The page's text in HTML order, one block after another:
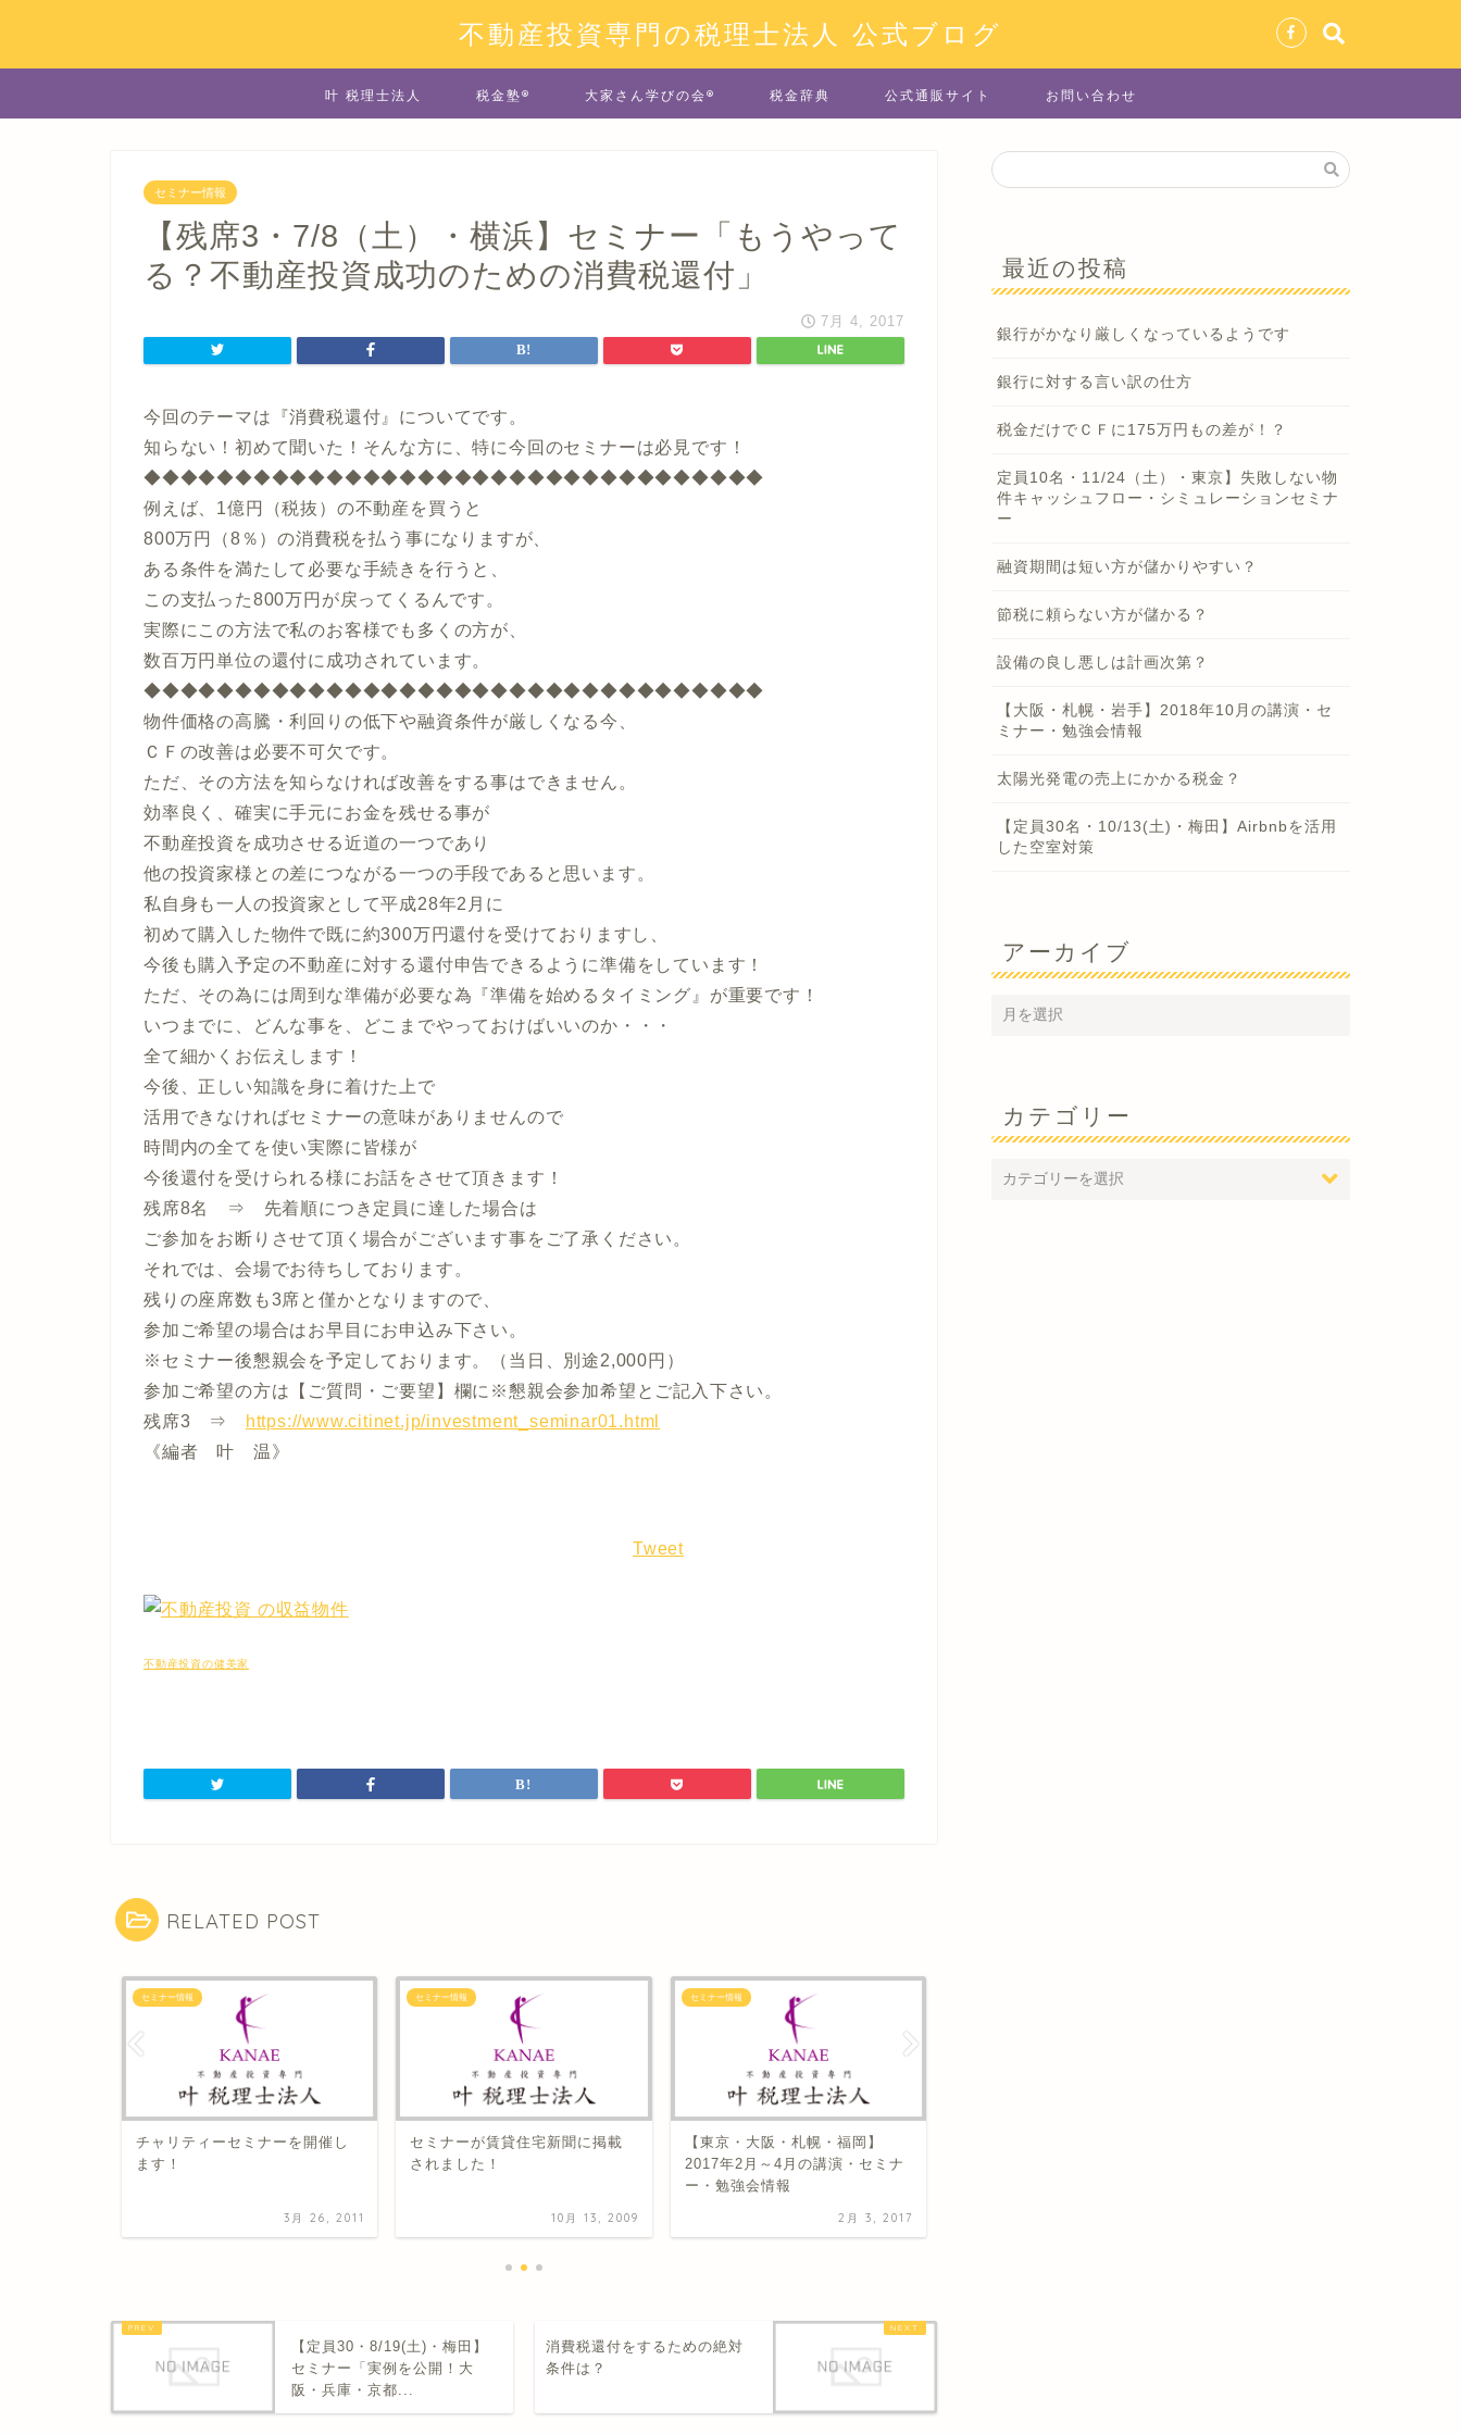
不動産投資専門の税理士法人 公式ブログ
叶 税理士法人 税金塾® 大家さん学びの会® 税金辞典 公式通販サイト お問い合わせ
セミナー情報
【残席3・7/8（土）・横浜】セミナー「もうやって
る？不動産投資成功のための消費税還付」
7月 4, 2017
今回のテーマは『消費税還付』についてです。
知らない！初めて聞いた！そんな方に、特に今回のセミナーは必見です！
◆◆◆◆◆◆◆◆◆◆◆◆◆◆◆◆◆◆◆◆◆◆◆◆◆◆◆◆◆◆◆◆◆◆
例えば、1億円（税抜）の不動産を買うと
800万円（8％）の消費税を払う事になりますが、
ある条件を満たして必要な手続きを行うと、
この支払った800万円が戻ってくるんです。
実際にこの方法で私のお客様でも多くの方が、
数百万円単位の還付に成功されています。
◆◆◆◆◆◆◆◆◆◆◆◆◆◆◆◆◆◆◆◆◆◆◆◆◆◆◆◆◆◆◆◆◆◆
物件価格の高騰・利回りの低下や融資条件が厳しくなる今、
ＣＦの改善は必要不可欠です。
ただ、その方法を知らなければ改善をする事はできません。
効率良く、確実に手元にお金を残せる事が
不動産投資を成功させる近道の一つであり
他の投資家様との差につながる一つの手段であると思います。
私自身も一人の投資家として平成28年2月に
初めて購入した物件で既に約300万円還付を受けておりますし、
今後も購入予定の不動産に対する還付申告できるように準備をしています！
ただ、その為には周到な準備が必要な為『準備を始めるタイミング』が重要です！
いつまでに、どんな事を、どこまでやっておけばいいのか・・・
全て細かくお伝えします！
今後、正しい知識を身に着けた上で
活用できなければセミナーの意味がありませんので
時間内の全てを使い実際に皆様が
今後還付を受けられる様にお話をさせて頂きます！
残席8名 ⇒ 先着順につき定員に達した場合は
ご参加をお断りさせて頂く場合がございます事をご了承ください。
それでは、会場でお待ちしております。
残りの座席数も3席と僅かとなりますので、
参加ご希望の場合はお早目にお申込み下さい。
※セミナー後懇親会を予定しております。（当日、別途2,000円）
参加ご希望の方は【ご質問・ご要望】欄に※懇親会参加希望とご記入下さい。
残席3 ⇒
https://www.citinet.jp/investment_seminar01.html
《編者 叶 温》
Tweet
不動産投資の健美家
RELATED POST
セミナー情報
チャリティーセミナーを開催し
ます！
3月 26, 2011
セミナー情報
セミナーが賃貸住宅新聞に掲載
されました！
10月 13, 2009
セミナー情報
【東京・大阪・札幌・福岡】
2017年2月～4月の講演・セミナ
ー・勉強会情報
2月 3, 2017
【定員30・8/19(土)・梅田】
セミナー「実例を公開！大
阪・兵庫・京都...
消費税還付をするための絶対
条件は？
最近の投稿
銀行がかなり厳しくなっているようです
銀行に対する言い訳の仕方
税金だけでＣＦに175万円もの差が！？
定員10名・11/24（土）・東京】失敗しない物
件キャッシュフロー・シミュレーションセミナ
ー
融資期間は短い方が儲かりやすい？
節税に頼らない方が儲かる？
設備の良し悪しは計画次第？
【大阪・札幌・岩手】2018年10月の講演・セ
ミナー・勉強会情報
太陽光発電の売上にかかる税金？
【定員30名・10/13(土)・梅田】Airbnbを活用
した空室対策
アーカイブ
カテゴリー